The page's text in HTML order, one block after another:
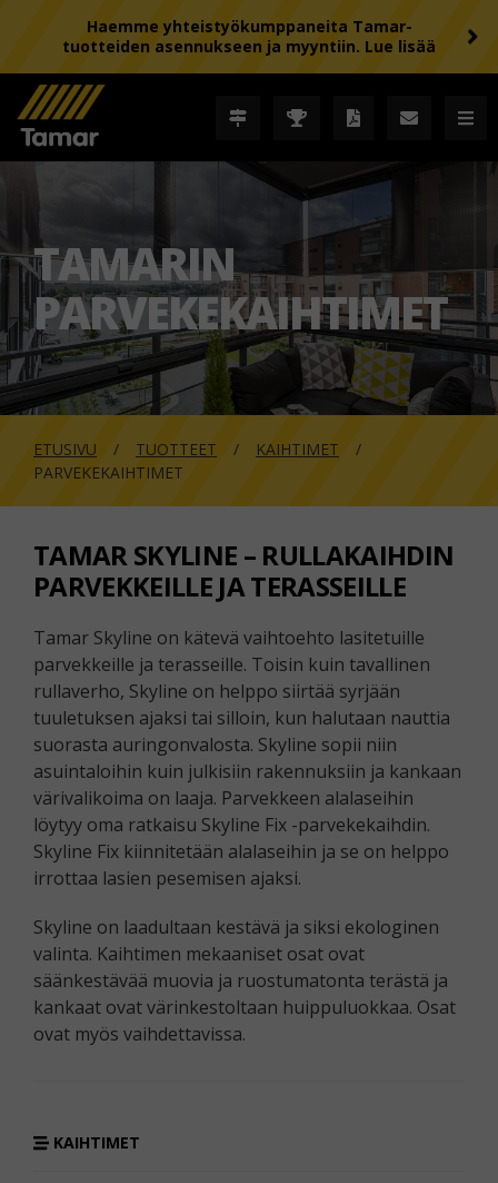
Haemme yhteistyökumppaneita Tamar-
tuotteiden asennukseen ja myyntiin. Lue lisää
TAMARIN
PARVEKEKAIHTIMET
ETUSIVU TUOTTEET
KAIHTIMET
PARVEKEKAIHTIMET
TAMAR SKYLINE – RULLAKAIHDIN
PARVEKKEILLE JA TERASSEILLE
Tamar Skyline on kätevä vaihtoehto lasitetuille
parvekkeille ja terasseille. Toisin kuin tavallinen
rullaverho, Skyline on helppo siirtää syrjään
tuuletuksen ajaksi tai silloin, kun halutaan nauttia
suorasta auringonvalosta. Skyline sopii niin
asuintaloihin kuin julkisiin rakennuksiin ja kankaan
värivalikoima on laaja. Parvekkeen alalaseihin
löytyy oma ratkaisu Skyline Fix -parvekekaihdin.
Skyline Fix kiinnitetään alalaseihin ja se on helppo
irrottaa lasien pesemisen ajaksi.
Skyline on laadultaan kestävä ja siksi ekologinen
valinta. Kaihtimen mekaaniset osat ovat
säänkestävää muovia ja ruostumatonta terästä ja
kankaat ovat värinkestoltaan huippuluokkaa. Osat
ovat myös vaihdettavissa.
KAIHTIMET